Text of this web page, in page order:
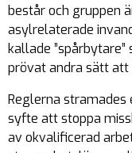
består och gruppen
asylrelaterade
kallade
prövat andra sätt att
Reglerna
syfte att stoppa
av okvalificerad